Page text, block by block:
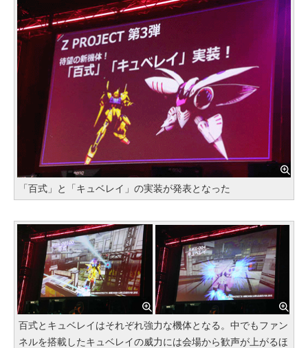
「百式」と「キュベレイ」の実装が発表となった
百式とキュベレイはそれぞれ強力な機体となる。中でもファン
ネルを搭載したキュベレイの威力には会場から歓声が上がるほ